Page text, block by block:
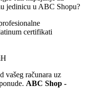
jedinicu u ABC Shopu?
certifikati
vašeg računara uz
ABC Shop -